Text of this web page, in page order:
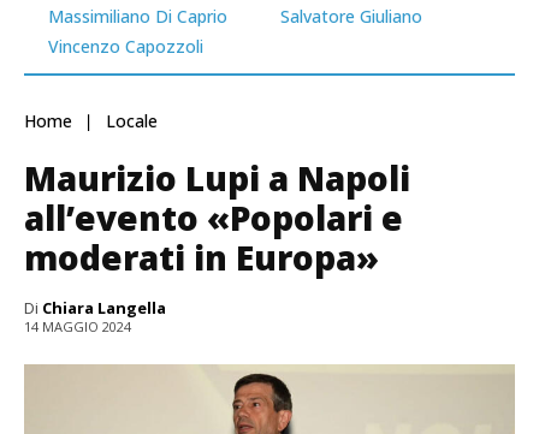
Massimiliano Di Caprio
Salvatore Giuliano
Vincenzo Capozzoli
Home Locale
Maurizio Lupi a Napoli
all’evento «Popolari e
moderati in Europa»
Di Chiara Langella
14 MAGGIO 2024